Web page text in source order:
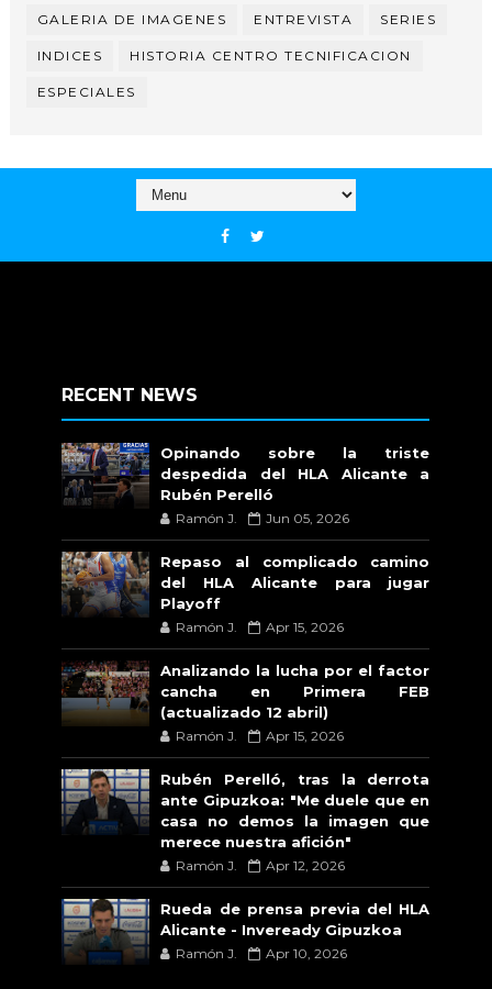
GALERIA DE IMAGENES ENTREVISTA SERIES
INDICES HISTORIA CENTRO TECNIFICACION
ESPECIALES
RECENT NEWS
Opinando sobre la triste
despedida del HLA Alicante a
Rubén Perelló
Ramón J. Jun 05, 2026
Repaso al complicado camino
del HLA Alicante para jugar
Playoff
Ramón J. Apr 15, 2026
Analizando la lucha por el factor
cancha en Primera FEB
(actualizado 12 abril)
Ramón J. Apr 15, 2026
Rubén Perelló, tras la derrota
ante Gipuzkoa: "Me duele que en
casa no demos la imagen que
merece nuestra afición"
Ramón J. Apr 12, 2026
Rueda de prensa previa del HLA
Alicante - Inveready Gipuzkoa
Ramón J. Apr 10, 2026